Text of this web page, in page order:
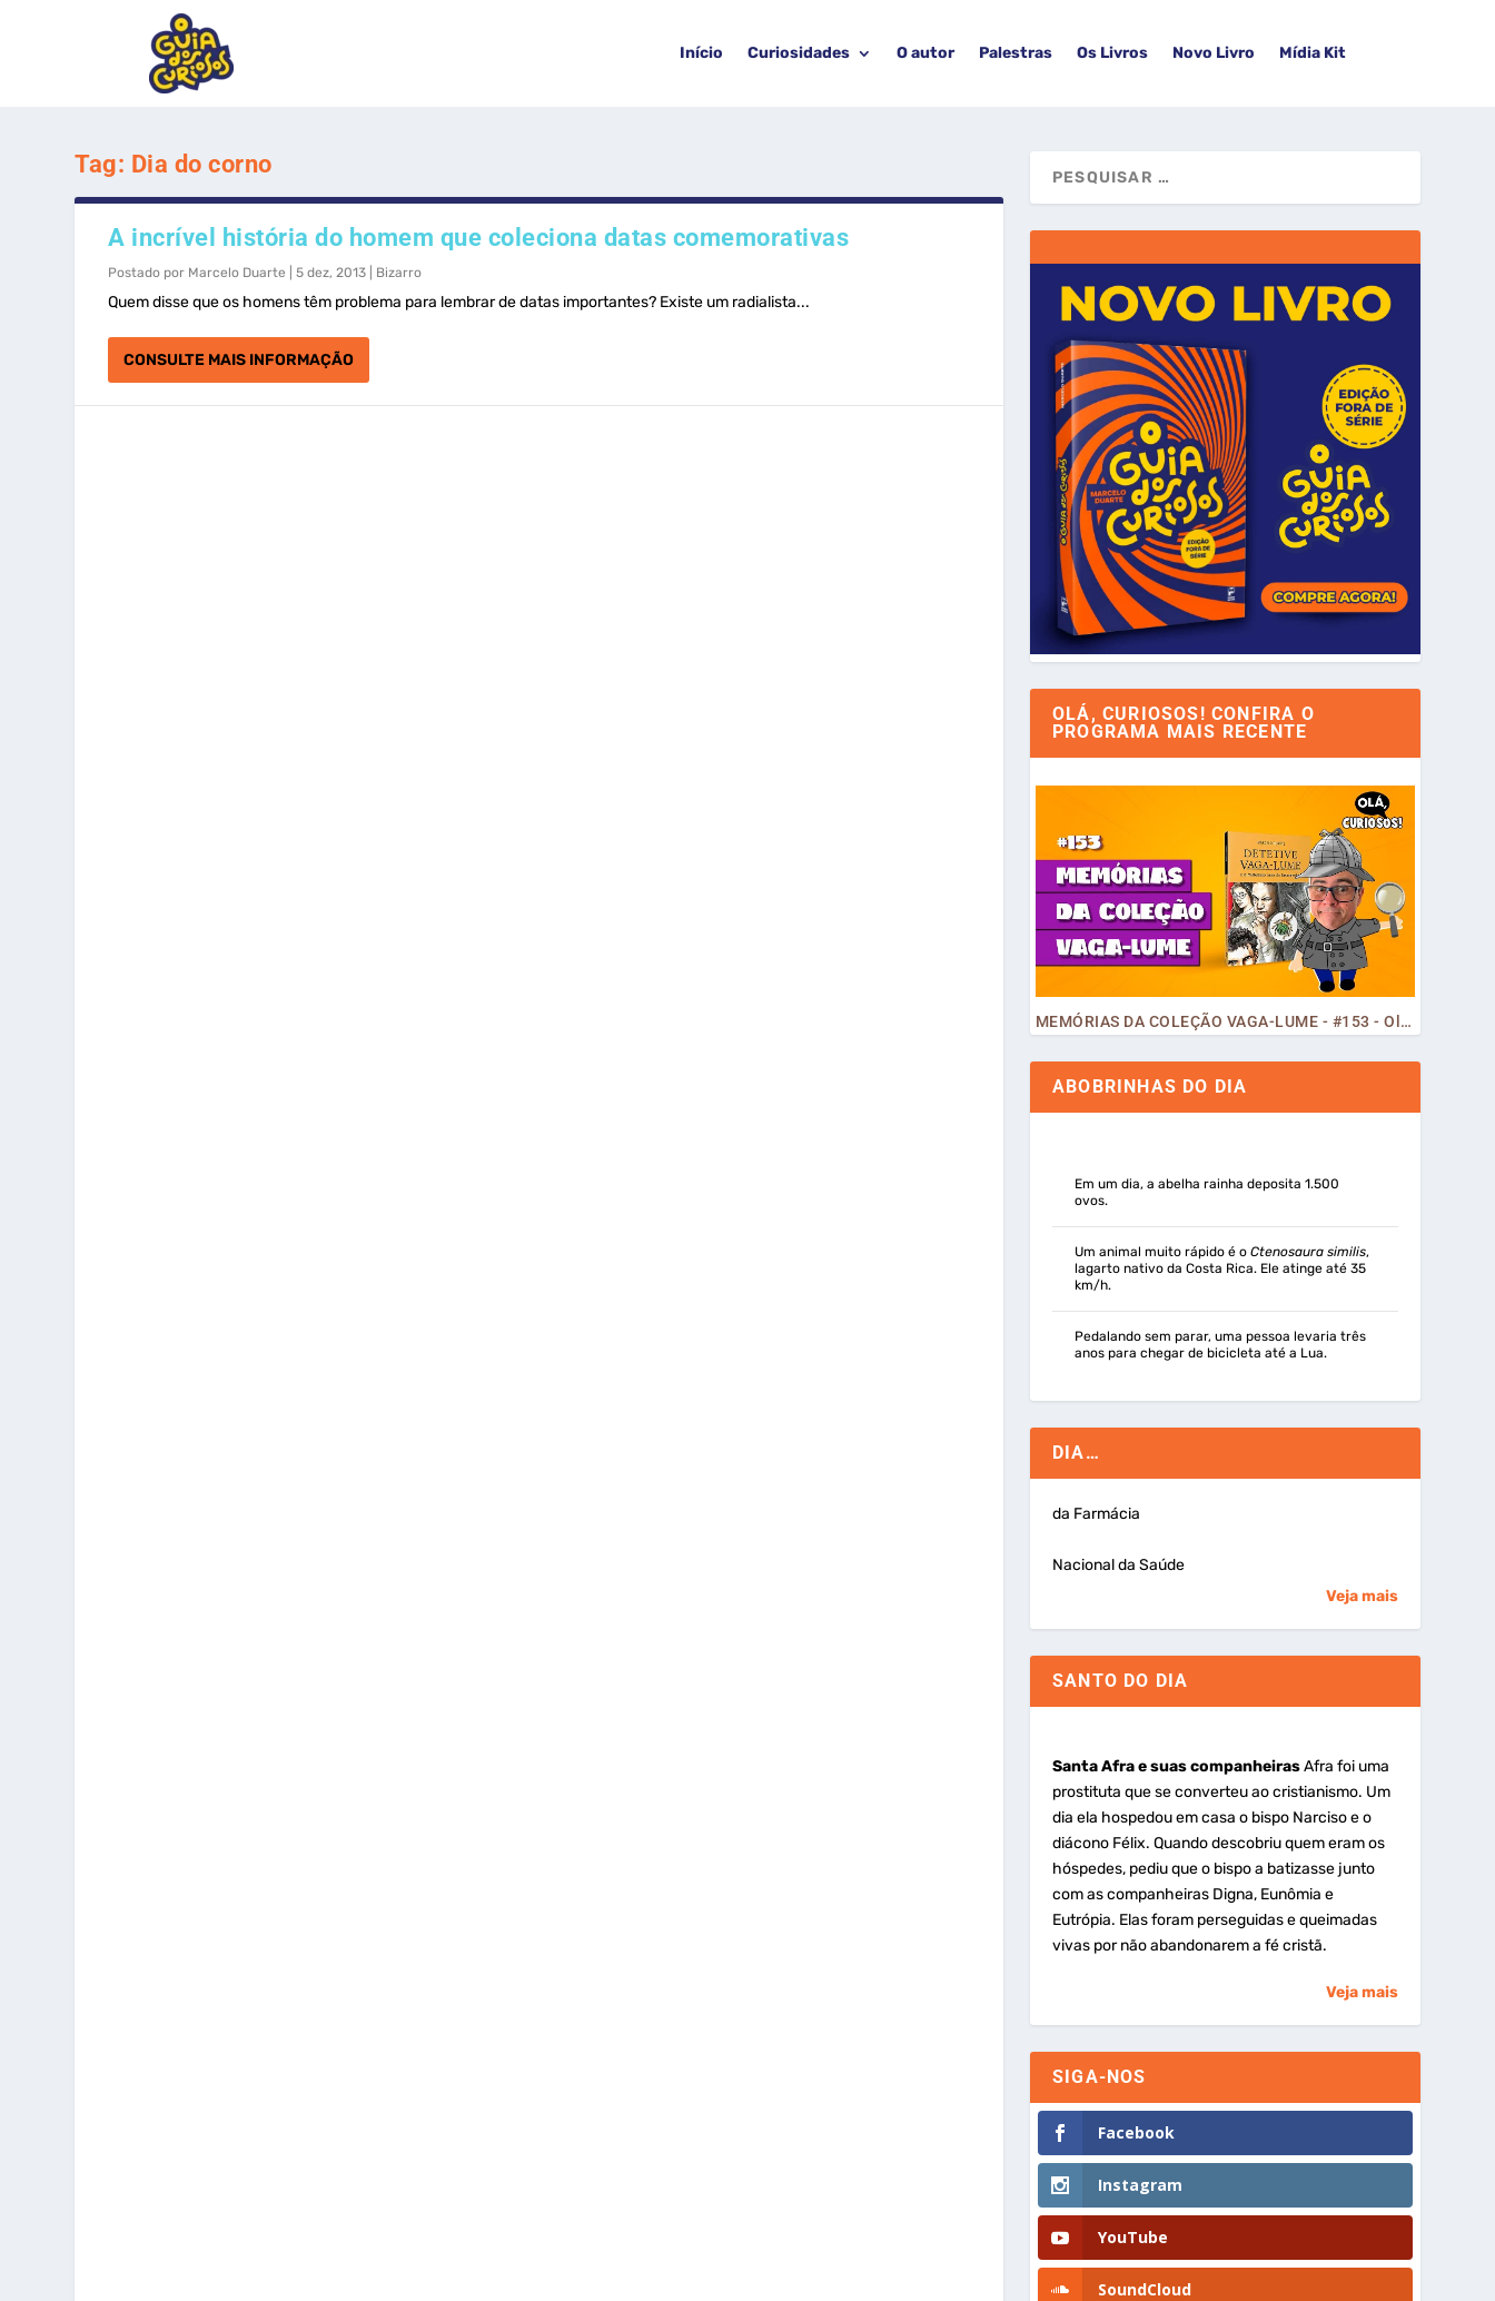
Início Curiosidades O autor Palestras Os Livros Novo Livro Mídia Kit
Tag: Dia do corno
A incrível história do homem que coleciona datas comemorativas
Postado por Marcelo Duarte |5 dez, 2013 Bizarro
Quem disse que os homens têm problema para lembrar de datas importantes? Existe um radialista...
CONSULTE MAIS INFORMAÇÃO
OLÁ, CURIOSOS! CONFIRA O
PROGRAMA MAIS RECENTE
MEMÓRIAS DA COLEÇÃO VAGA-LUME - #153 - Olá, Curiosos! 2023
ABOBRINHAS DO DIA
Em um dia, a abelha rainha deposita 1.500
ovos.
Um animal muito rápido é o Ctenosaura similis,
lagarto nativo da Costa Rica. Ele atinge até 35
km/h.
Pedalando sem parar, uma pessoa levaria três
anos para chegar de bicicleta até a Lua.
DIA…
da Farmácia
Nacional da Saúde
Veja mais
SANTO DO DIA
Santa Afra e suas companheirasAfra foi uma
prostituta que se converteu ao cristianismo. Um
dia ela hospedou em casa o bispo Narciso e o
diácono Félix. Quando descobriu quem eram os
hóspedes, pediu que o bispo a batizasse junto
com as companheiras Digna, Eunômia e
Eutrópia. Elas foram perseguidas e queimadas
vivas por não abandonarem a fé cristã.
Veja mais
SIGA-NOS
Facebook
Instagram
YouTube
SoundCloud